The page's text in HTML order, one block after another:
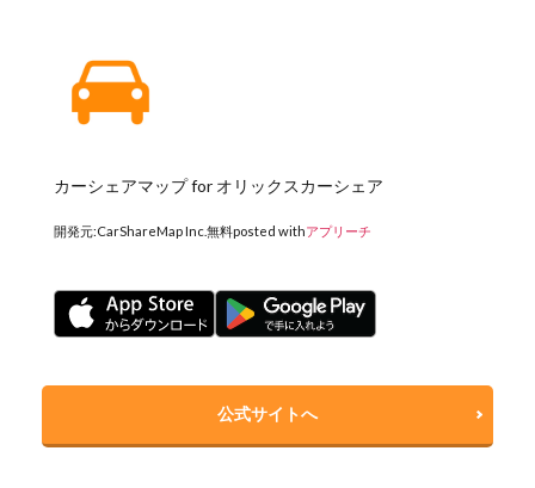
カーシェアマップ for オリックスカーシェア
開発元:CarShareMap Inc.無料posted withアプリーチ
公式サイトへ